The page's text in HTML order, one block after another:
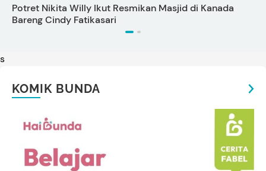
Potret Nikita Willy Ikut Resmikan Masjid di Kanada
Bareng Cindy Fatikasari
s
KOMIK BUNDA